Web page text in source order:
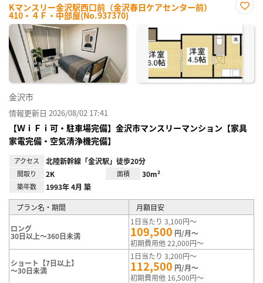
Kマンスリー金沢駅西口前（金沢春日ケアセンター前）
410・４Ｆ・中部屋(No.937370)
に入
り登
録
金沢市
情報更新日 2026/08/02 17:41
【ＷｉＦｉ可・駐車場完備】金沢市マンスリーマンション【家具
家電完備・空気清浄機完備】
アクセス 北陸新幹線「金沢駅」徒歩20分
間取り 2K 面積 30m²
築年数 1993年 4月 築
プラン名・期間 月額目安
ロング
30日以上～360日未満
1日当たり 3,100円～
109,500 円/月～
初期費用他 22,000円～
ショート【7日以上】
～30日未満
1日当たり 3,200円～
112,500 円/月～
初期費用他 16,500円～